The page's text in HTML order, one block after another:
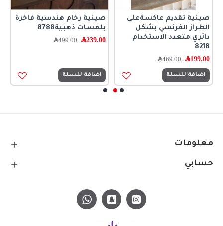
صينية تقديم عاكسةعلى
الطراز الفرنسي بشكل
دائري متعدد الاستخدام
8218
199.00﷼ 469.00﷼
اضافة للسلة
صينية رخام هندسية فاخرة
بلمسات ذهبية8788
239.00﷼ 499.00﷼
اضافة للسلة
معلومات
حسابي